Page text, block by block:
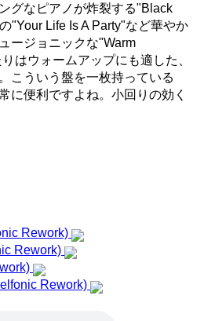
グなピアノが炸裂する"Black
"Your Life Is A Party"など華やか
ージョニックな"Warm
はウォームアップにも適した、
こういう盤を一枚持っている
に便利ですよね。小回りの効く
Rework)
Rework)
Rework)